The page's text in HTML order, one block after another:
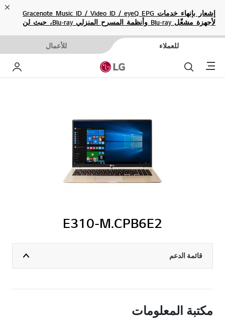
إشعار بإنهاء خدمات Gracenote Music ID / Video ID / eyeQ EPG
لأجهزة مشغّل Blu-ray وأنظمة المسرح المنزلي Blu-ray، حيث لن
للعملاء للأعمال
Menu بحث
E310-M.CPB6E2
قائمة الدعم
مكتبة المعلومات